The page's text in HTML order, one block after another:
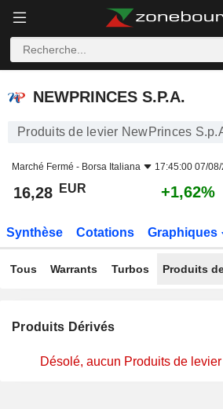
NEWPRINCES S.P.A.
NEWPRINCES S.P.A.
Produits de levier NewPrinces
Marché Fermé - Borsa Italiana 17:45:00 07/
16,28 EUR +1,62%
Synthèse Cotations Graphiques
Tous Warrants Turbos Produits
Produits Dérivés
Désolé, aucun Produits de